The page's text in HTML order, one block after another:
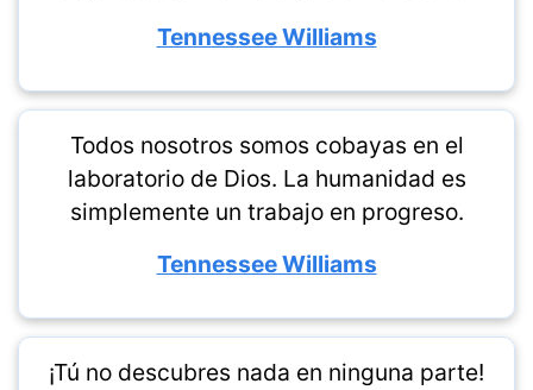
Tennessee Williams
Todos nosotros somos cobayas en el
laboratorio de Dios. La humanidad es
simplemente un trabajo en progreso.
Tennessee Williams
¡Tú no descubres nada en ninguna parte!